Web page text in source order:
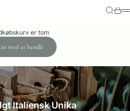
SøgKurv
er tom
med at handle
Italiensk Unika